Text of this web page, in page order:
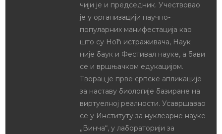
чији је и председник. Учествовао
је у организацији научно-
популарних манифестација као
што су Ноћ истраживача, Наук
није баук и Фестивал науке, а бави
се и вршњачком едукацијом.
Творац је прве српске апликације
за наставу биологије базиране на
виртуелној реалности. Усавршавао
се у Институту за нуклеарне науке
„Винча“, у лабораторији за